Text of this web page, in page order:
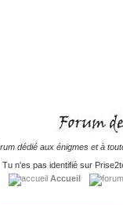
dédié aux énigmes et à
Tu n'es pas identifié sur
Accueil